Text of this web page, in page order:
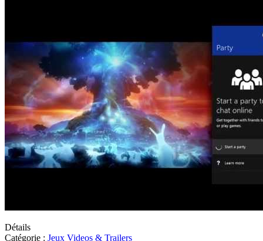
Détails
Catégorie : Jeux Videos & Trailers